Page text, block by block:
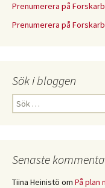
Prenumerera på
Prenumerera på
Sök i bloggen
Sök
efter:
Senaste
Tiina Heinistö om På plan